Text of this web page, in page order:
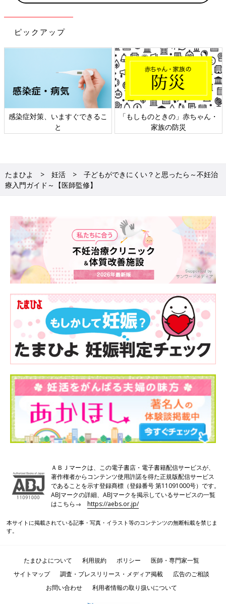
グ法だけでの受診も可能です。しかし、例えば、高度生殖補助医
療専門施設の場合は、体外受精をメインの治療としているので、
病院の診療内容を事前に確認してください。
【Q.8】他院からの転院で、胚の受け入れはできますか？
病院によって、他院からの凍結胚を受け入れしていると
ころと、受け入れをしていないところがあります。また、受け入
れ可能な病院によっても、移送に関する条件や手続きなどが異な
るので、事前に相談しましょう。
2022年4月スタート！“不妊治療の保険
適用”、初心者にもよくわかる専門家解
もわかりやすく解説します。
受診時の持ち物
おおよその体の周期を見るのには有効です。アプリなどを利用し
て記録しておくとよいでしょう。初診時は、医師に少しでも多く
の情報を渡すことが、適切なアドバイスを受けることにつながり
ます。
■健康保険証
■基礎体温表
■紹介状（※手元にある場合）
■血液検査データ／１年以内（※手元にある場合）
なぜ？不妊の原因。1年以上授からない場合は、不妊症の
可能性も…？
妊娠を望みながらも、1年以上授からない場合は、不妊症の可能
性があります。不妊には、男女ともに何がしかの理由が考えられ
ます。今後の治療方針を決める上でも、まずは原因を知ることが
大切です。
男女ともに最初に行うのが各種検査です。問診や基本的な検査を
受け、不妊の原因を探ります。検査の結果にもよりますが、検査
と並行しながらタイミング法で自然妊娠を試すことも。身体的に
とくに問題がなくても、精神的・身体的ストレスで月経不順が起
ばかりがクローズアップされていましたが、現在、不妊の原因は
男女で半々と言われています。
ピックアップ
感染症対策、いますぐできるこ
と
「もしものときの」赤ちゃん・
家族の防災
たまひよ 妊活
子どもができにくい？と思ったら～不妊治
療入門ガイド～【医師監修】
ＡＢＪマークは、この電子書店・電子書籍配信サービスが、
著作権者からコンテンツ使用許諾を得た正規版配信サービス
であることを示す登録商標（登録番号 第11091000号）です。
ABJマークの詳細、ABJマークを掲示しているサービスの一覧
はこちら→https://aebs.or.jp/
本サイトに掲載されている記事・写真・イラスト等のコンテンツの無断転載を禁じま
す。
たまひよについて 利用規約 ポリシー
医師・専門家一覧
サイトマップ
調査・プレスリリース・メディア掲載
広告のご相談
お問い合わせ
利用者情報の取り扱いについて